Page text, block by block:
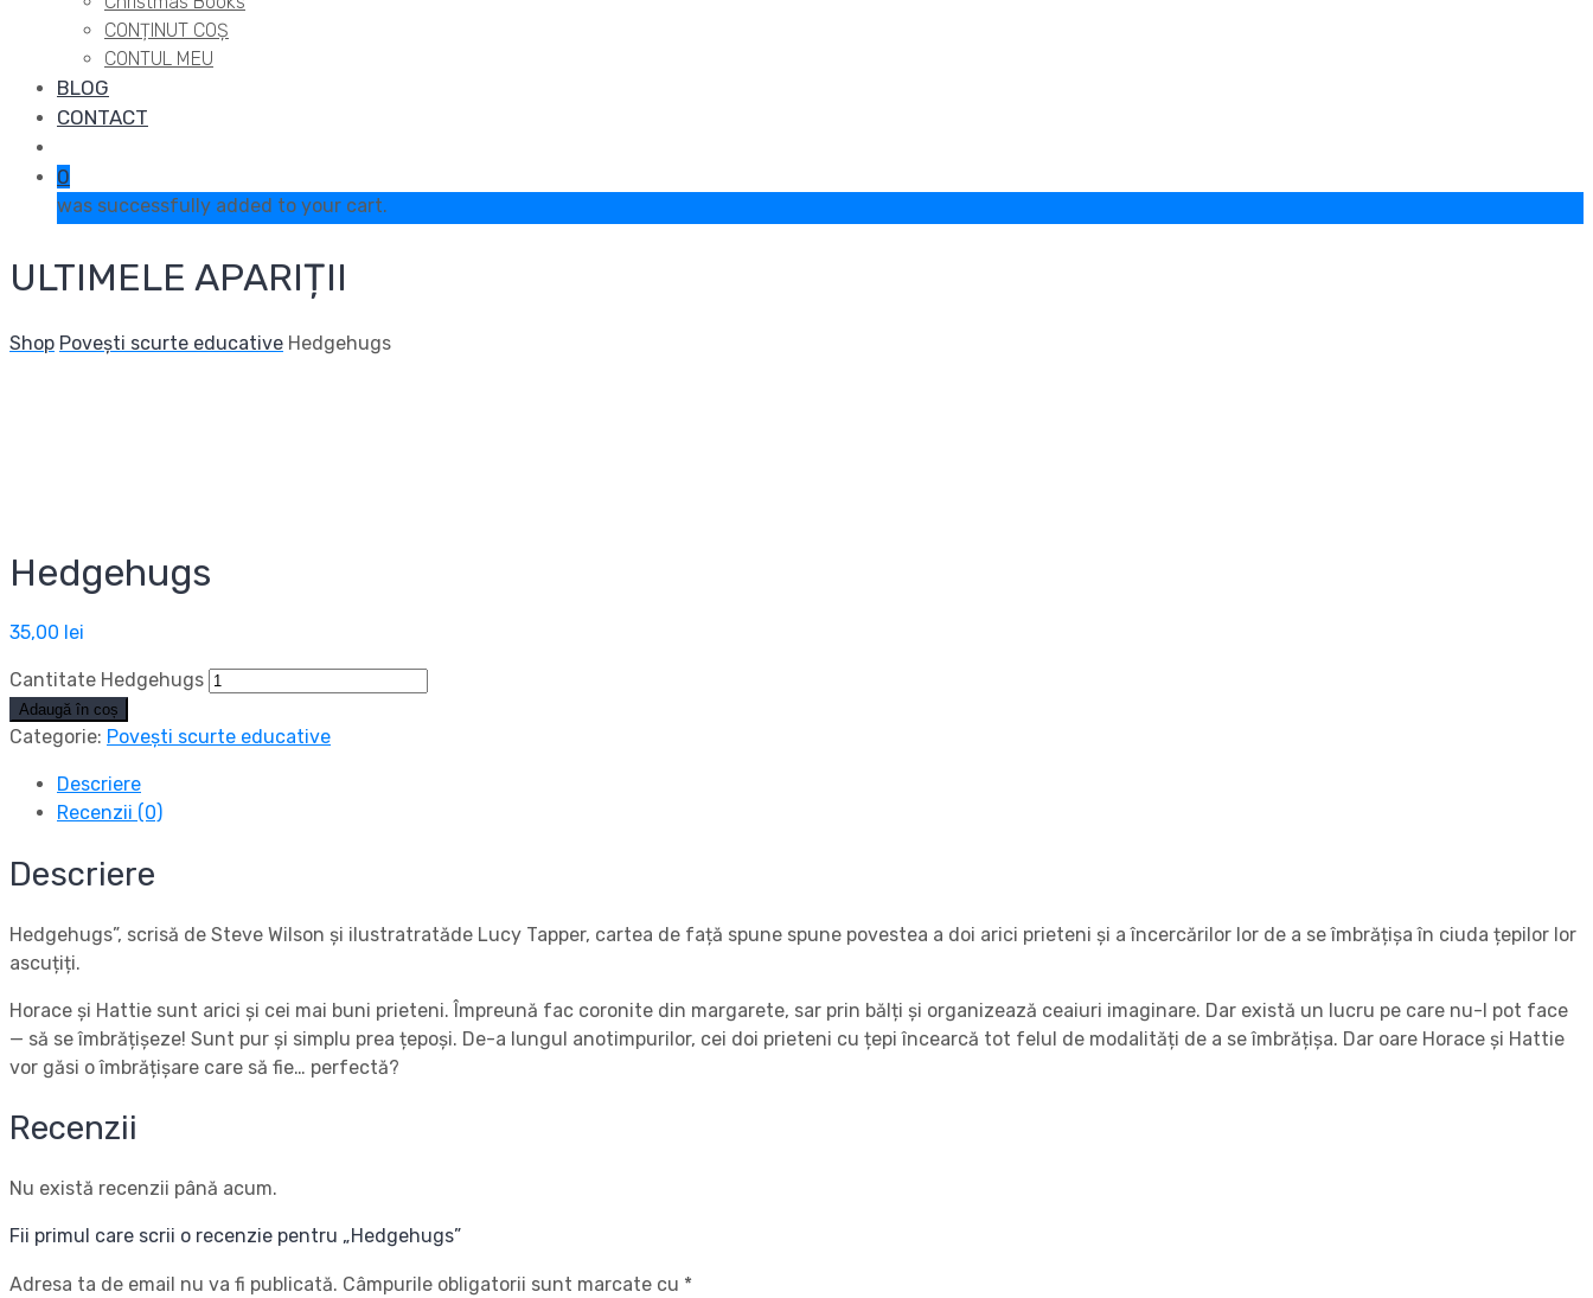
CONȚINUT COȘ
CONTUL MEU
BLOG
CONTACT
0
was successfully added to your cart.
ULTIMELE APARIȚII
Shop Povești scurte educative Hedgehugs
Hedgehugs
35,00 lei
Cantitate Hedgehugs
Adaugă în coș
Categorie: Povești scurte educative
Descriere
Recenzii (0)
Descriere
Hedgehugs”, scrisă de Steve Wilson și ilustratratăde Lucy Tapper, cartea de față spune spune povestea a doi arici prieteni și a încercărilor lor de a se îmbrățișa în ciuda țepilor lor
ascuțiți.
Horace și Hattie sunt arici și cei mai buni prieteni. Împreună fac coronite din margarete, sar prin bălți și organizează ceaiuri imaginare. Dar există un lucru pe care nu-l pot face
— să se îmbrățișeze! Sunt pur și simplu prea țepoși. De-a lungul anotimpurilor, cei doi prieteni cu țepi încearcă tot felul de modalități de a se îmbrățișa. Dar oare Horace și Hattie
vor găsi o îmbrățișare care să fie… perfectă?
Recenzii
Nu există recenzii până acum.
Fii primul care scrii o recenzie pentru „Hedgehugs”
Adresa ta de email nu va fi publicată. Câmpurile obligatorii sunt marcate cu *